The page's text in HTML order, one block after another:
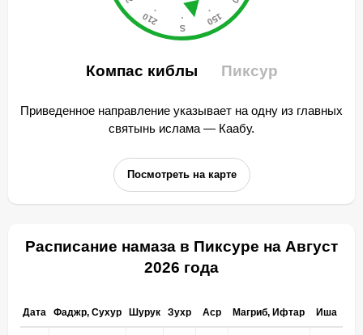
Компас киблы Пиксур
Приведенное направление указывает на одну из главных
святынь ислама — Каабу.
Посмотреть на карте
Расписание намаза в Пиксуре на Август
2026 года
Дата Фаджр, Сухур Шурук Зухр Аср Магриб, Ифтар Иша